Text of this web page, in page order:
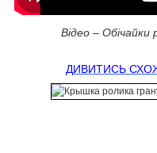
Відео – Обічайки
ДИВИТИСЬ